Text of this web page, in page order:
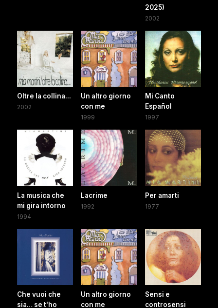
2025)
2002
Oltre la collina...
2002
Un altro giorno
con me
1999
Mi Canto
Español
1997
La musica che
mi gira intorno
1994
Lacrime
1992
Per amarti
1977
Che vuoi che
sia… se t'ho
Un altro giorno
con me
Sensi e
controsensi